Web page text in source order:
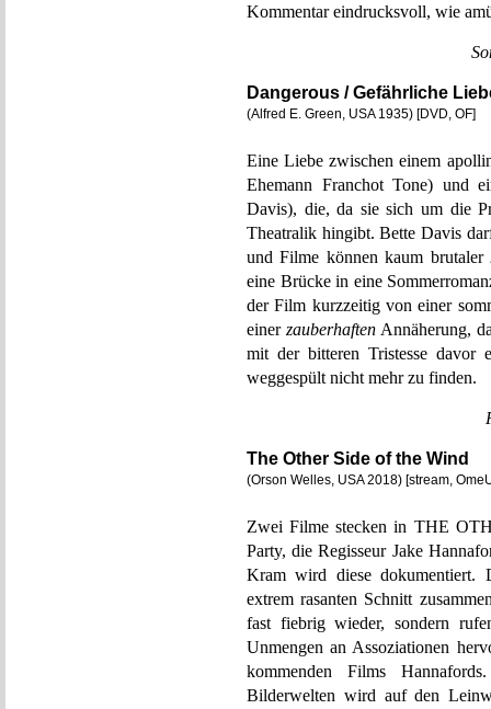
Kommentar eindrucksvoll, wie
Dangerous / Gefährliche
(Alfred E. Green, USA 1935) [DVD, OF]
Eine Liebe zwischen einem
Ehemann Franchot Tone) und
Davis), die, da sie sich um die
Theatralik hingibt. Bette Davis
und Filme können kaum brutaler
eine Brücke in eine
der Film kurzzeitig von einer
einer zauberhaftenAnnäherung,
mit der bitteren Tristesse
weggespült nicht mehr zu finden.
The Other Side of the Wind
(Orson Welles, USA 2018) [stream,
Zwei Filme stecken in THE
Party, die Regisseur Jake
Kram wird diese dokumentiert.
extrem rasanten Schnitt
fast fiebrig wieder, sondern
Unmengen an Assoziationen
kommenden Films
Bilderwelten wird auf den